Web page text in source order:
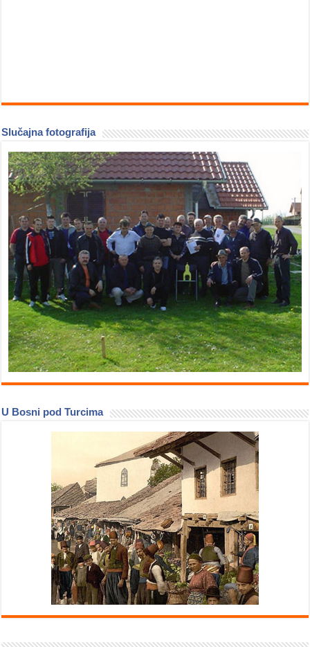
Slučajna fotografija
U Bosni pod Turcima